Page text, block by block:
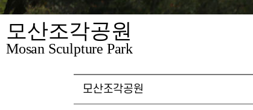
모산조각공원
Mosan Sculpture Park
모산조각공원